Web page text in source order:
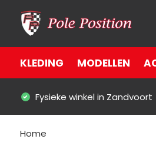
KLEDING MODELLEN
Fysieke winkel in Zandvoort
Home